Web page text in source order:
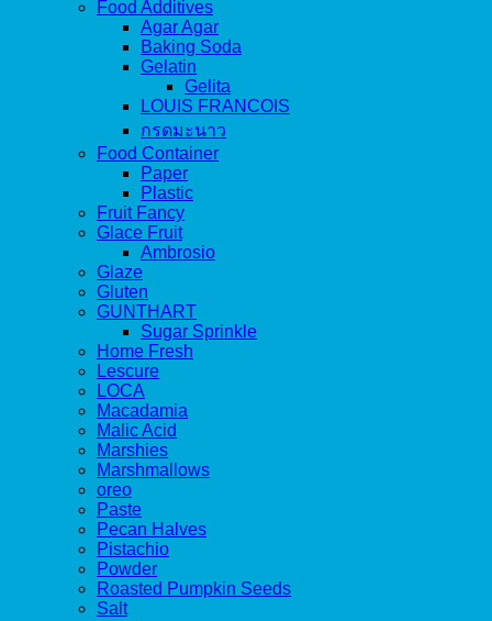
Food Additives
Agar Agar
Baking Soda
Gelatin
Gelita
LOUIS FRANCOIS
กรดมะนาว
Food Container
Paper
Plastic
Fruit Fancy
Glace Fruit
Ambrosio
Glaze
Gluten
GUNTHART
Sugar Sprinkle
Home Fresh
Lescure
LOCA
Macadamia
Malic Acid
Marshies
Marshmallows
oreo
Paste
Pecan Halves
Pistachio
Powder
Roasted Pumpkin Seeds
Salt